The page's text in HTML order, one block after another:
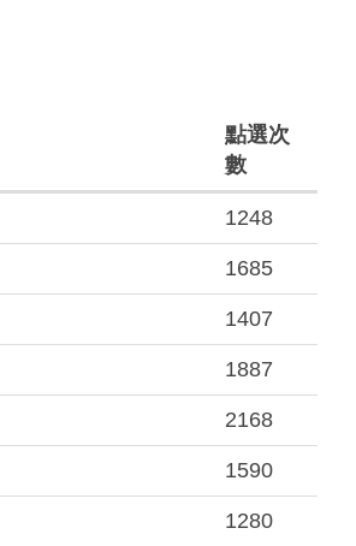
點選次
數
1248
1685
1407
1887
2168
1590
1280